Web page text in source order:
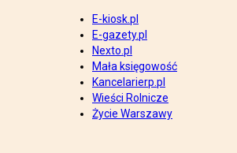
E-kiosk.pl
E-gazety.pl
Nexto.pl
Mała księgowość
Kancelarierp.pl
Wieści Rolnicze
Życie Warszawy